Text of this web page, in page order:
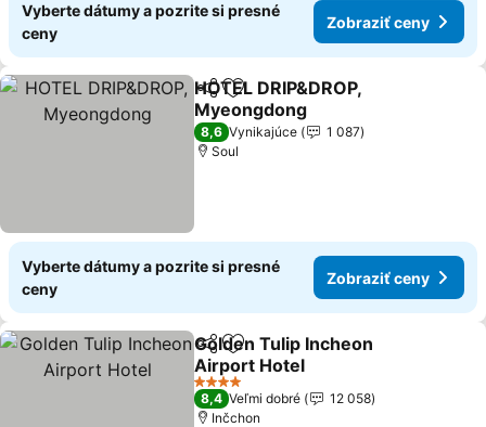
Vyberte dátumy a pozrite si presné
ceny
Zobraziť ceny
ZdieľaťPridať do obľúbených
HOTEL DRIP&DROP,
Myeongdong
8,6 Vynikajúce
1 087
Soul
Vyberte dátumy a pozrite si presné
ceny
Zobraziť ceny
ZdieľaťPridať do obľúbených
Golden Tulip Incheon
Airport Hotel
4 Počet hviezdičiek
8,4 Veľmi dobré
12 058
Inčchon